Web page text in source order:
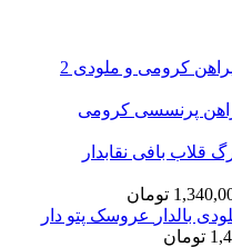
کرومی و ملودی 2
پرنسسی کرومی
قلاب بافی نقابدار
تومان
عروسک پتو دار
تومان